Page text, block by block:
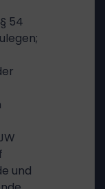
54
und